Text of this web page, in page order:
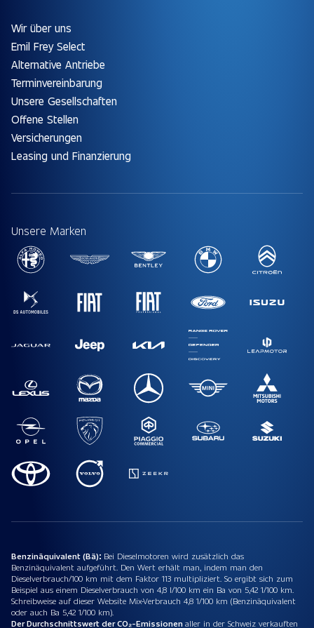
Wir über uns
Emil Frey Select
Alternative Antriebe
Terminvereinbarung
Unsere Gesellschaften
Offene Stellen
Versicherungen
Leasing und Finanzierung
Unsere Marken
Benzinäquivalent (Bä): Bei Dieselmotoren wird zusätzlich das
Benzinäquivalent aufgeführt. Den Wert erhält man, indem man den
Dieselverbrauch/100 km mit dem Faktor 113 multipliziert. So ergibt sich zum
Beispiel aus einem Dieselverbrauch von 4,8 l/100 km ein Ba von 5,42 1/100 km.
Schreibweise auf dieser Website Mix-Verbrauch 4,8 1/100 km (Benzinäquivalent
oder auch Ba 5,42 1/100 km).
Der Durchschnittswert der CO₂-Emissionenaller in der Schweiz verkauften